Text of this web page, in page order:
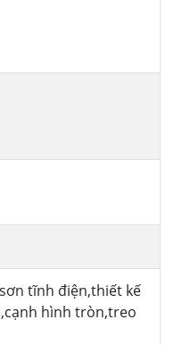
tĩnh điện,thiết kế
hình tròn,treo